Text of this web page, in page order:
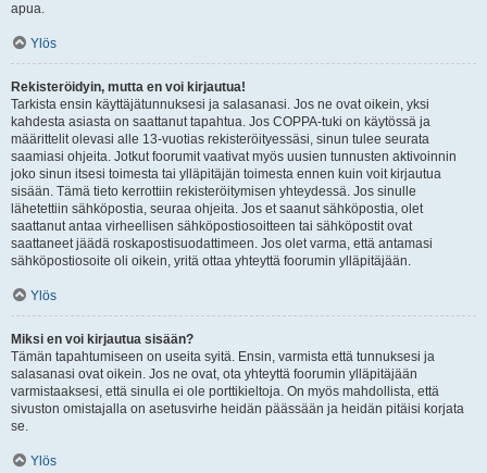
apua.
Ylös
Rekisteröidyin, mutta en voi kirjautua!
Tarkista ensin käyttäjätunnuksesi ja salasanasi. Jos ne ovat oikein, yksi
kahdesta asiasta on saattanut tapahtua. Jos COPPA-tuki on käytössä ja
määrittelit olevasi alle 13-vuotias rekisteröityessäsi, sinun tulee seurata
saamiasi ohjeita. Jotkut foorumit vaativat myös uusien tunnusten aktivoinnin
joko sinun itsesi toimesta tai ylläpitäjän toimesta ennen kuin voit kirjautua
sisään. Tämä tieto kerrottiin rekisteröitymisen yhteydessä. Jos sinulle
lähetettiin sähköpostia, seuraa ohjeita. Jos et saanut sähköpostia, olet
saattanut antaa virheellisen sähköpostiosoitteen tai sähköpostit ovat
saattaneet jäädä roskapostisuodattimeen. Jos olet varma, että antamasi
sähköpostiosoite oli oikein, yritä ottaa yhteyttä foorumin ylläpitäjään.
Ylös
Miksi en voi kirjautua sisään?
Tämän tapahtumiseen on useita syitä. Ensin, varmista että tunnuksesi ja
salasanasi ovat oikein. Jos ne ovat, ota yhteyttä foorumin ylläpitäjään
varmistaaksesi, että sinulla ei ole porttikieltoja. On myös mahdollista, että
sivuston omistajalla on asetusvirhe heidän päässään ja heidän pitäisi korjata
se.
Ylös